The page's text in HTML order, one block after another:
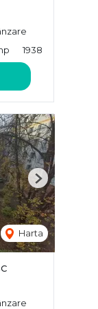
1938
Harta
Next